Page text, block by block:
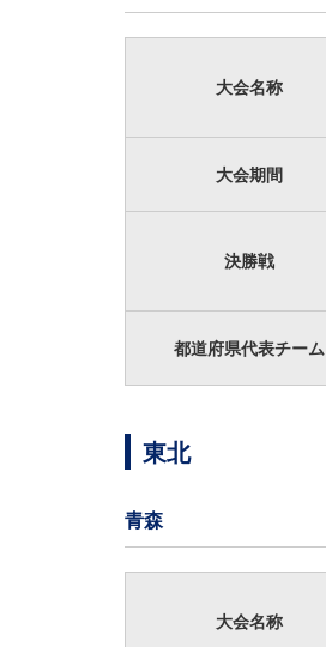
大会名称
大会期間
決勝戦
都道府県代表チーム
東北
青森
大会名称